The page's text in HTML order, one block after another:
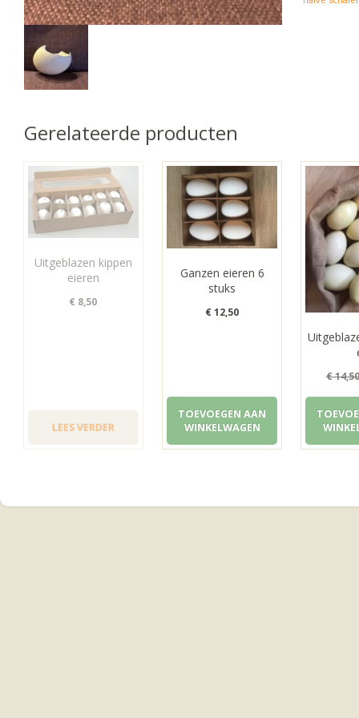
aantal
Gerelateerde producten
Uitgeblazen kippen
eieren
€ 8,50
LEES VERDER
Ganzen eieren 6
stuks
€12,50
TOEVOEGEN AAN
WINKELWAGEN
€14,50